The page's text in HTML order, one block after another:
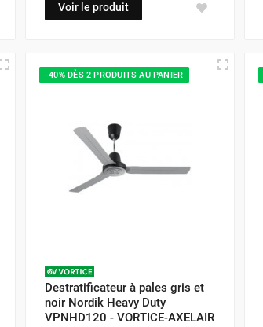
Voir le produit
-40% DÈS 2 PRODUITS AU PANIER
Destratificateur à pales gris et
noir Nordik Heavy Duty
VPNHD120 - VORTICE-AXELAIR